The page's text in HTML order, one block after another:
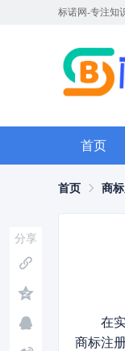
标诺网-专注知
首页
首页 商
在
商标注
分享